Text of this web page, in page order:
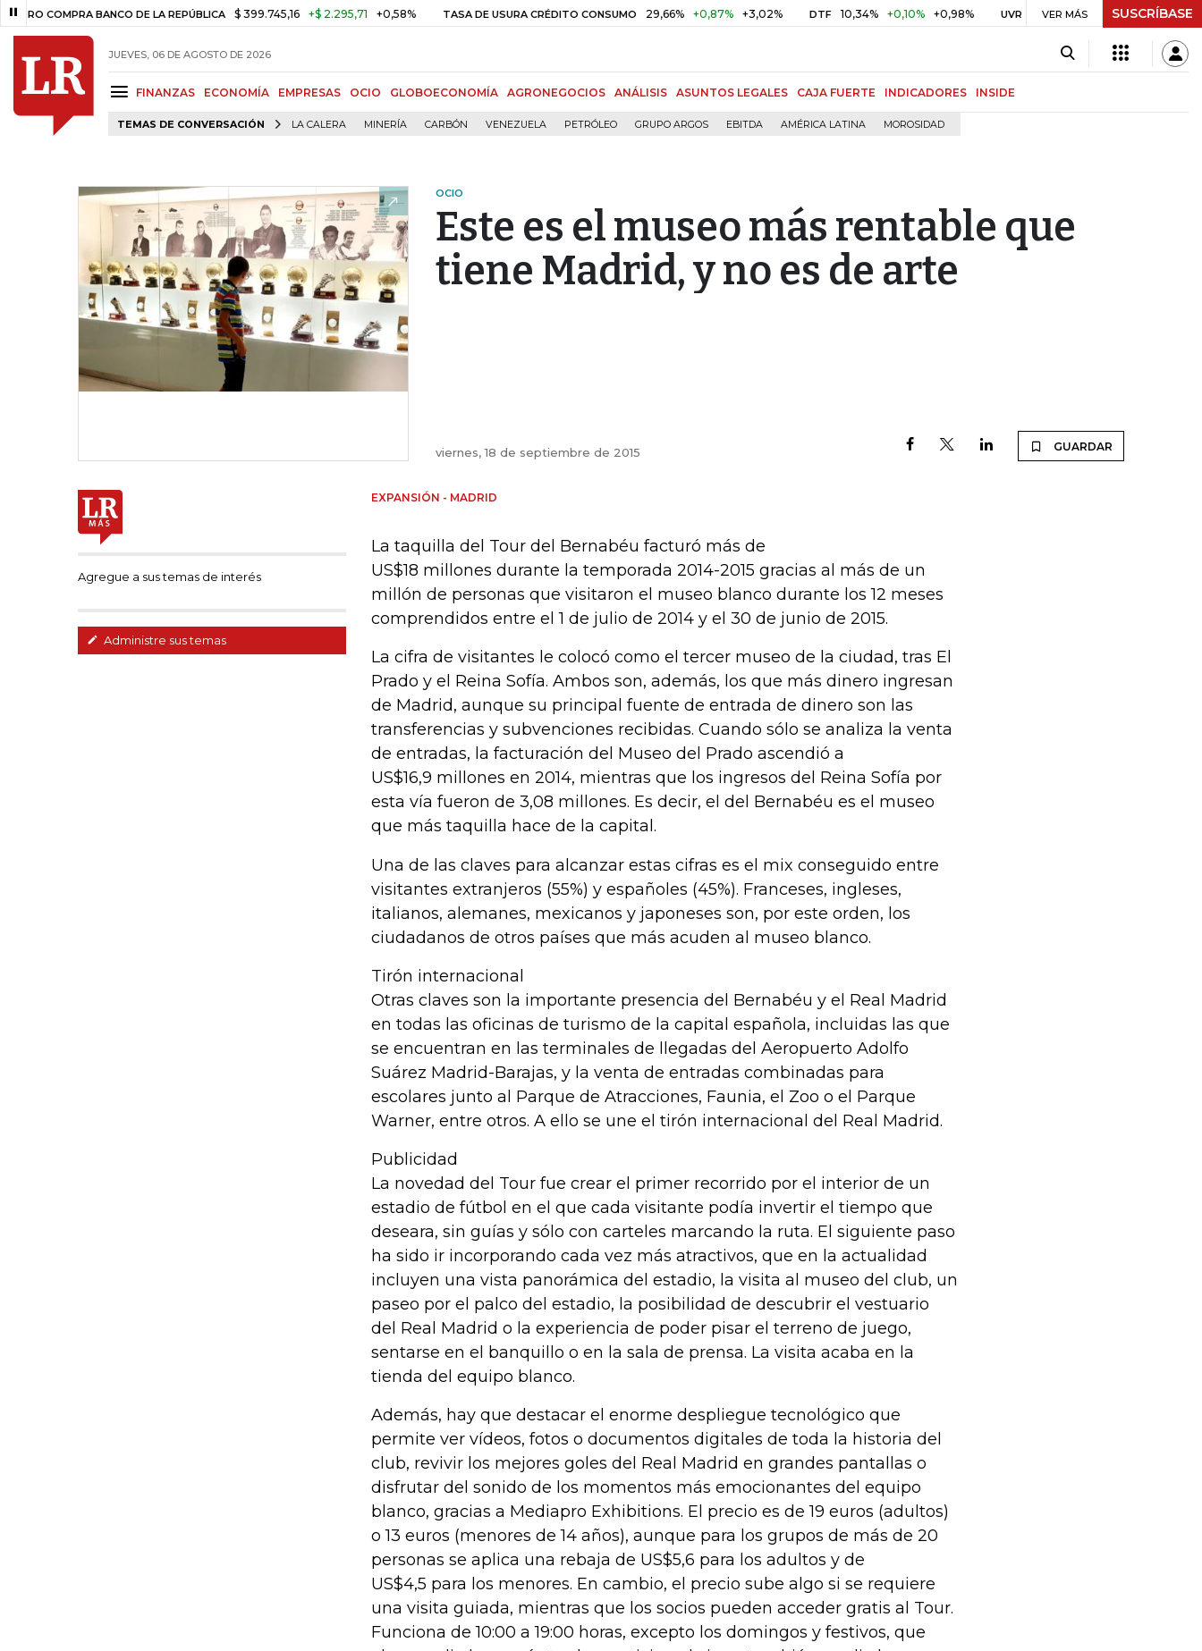
BANCO DE LA REPÚBLICA $ 399.745,16 +$ 2.295,71 +0,58% TASA DE USURA CRÉDITO CONSUMO 29,66% +0,87% +3,02% DTF 10,34% +0,10% +0,98% UVR $ 416,86 +$ 0,05 +0,01% BITCOIN
VER MÁS SUSCRÍBASE
JUEVES, 06 DE AGOSTO DE 2026
FINANZAS ECONOMÍA EMPRESAS OCIO GLOBOECONOMÍA AGRONEGOCIOS ANÁLISIS ASUNTOS LEGALES CAJA FUERTE INDICADORES INSIDE
TEMAS DE CONVERSACIÓN LA CALERA MINERÍA CARBÓN VENEZUELA PETRÓLEO GRUPO ARGOS EBITDA AMÉRICA LATINA MOROSIDAD
OCIO
Este es el museo más rentable que
tiene Madrid, y no es de arte
viernes, 18 de septiembre de 2015 GUARDAR
Agregue a sus temas de interés
Administre sus temas
EXPANSIÓN - MADRID
La taquilla del Tour del Bernabéu facturó más de
US$18 millones durante la temporada 2014-2015 gracias al más de un
millón de personas que visitaron el museo blanco durante los 12 meses
comprendidos entre el 1 de julio de 2014 y el 30 de junio de 2015.
La cifra de visitantes le colocó como el tercer museo de la ciudad, tras El
Prado y el Reina Sofía. Ambos son, además, los que más dinero ingresan
de Madrid, aunque su principal fuente de entrada de dinero son las
transferencias y subvenciones recibidas. Cuando sólo se analiza la venta
de entradas, la facturación del Museo del Prado ascendió a
US$16,9 millones en 2014, mientras que los ingresos del Reina Sofía por
esta vía fueron de 3,08 millones. Es decir, el del Bernabéu es el museo
que más taquilla hace de la capital.
Una de las claves para alcanzar estas cifras es el mix conseguido entre
visitantes extranjeros (55%) y españoles (45%). Franceses, ingleses,
italianos, alemanes, mexicanos y japoneses son, por este orden, los
ciudadanos de otros países que más acuden al museo blanco.
Tirón internacional
Otras claves son la importante presencia del Bernabéu y el Real Madrid
en todas las oficinas de turismo de la capital española, incluidas las que
se encuentran en las terminales de llegadas del Aeropuerto Adolfo
Suárez Madrid-Barajas, y la venta de entradas combinadas para
escolares junto al Parque de Atracciones, Faunia, el Zoo o el Parque
Warner, entre otros. A ello se une el tirón internacional del Real Madrid.
Publicidad
La novedad del Tour fue crear el primer recorrido por el interior de un
estadio de fútbol en el que cada visitante podía invertir el tiempo que
deseara, sin guías y sólo con carteles marcando la ruta. El siguiente paso
ha sido ir incorporando cada vez más atractivos, que en la actualidad
incluyen una vista panorámica del estadio, la visita al museo del club, un
paseo por el palco del estadio, la posibilidad de descubrir el vestuario
del Real Madrid o la experiencia de poder pisar el terreno de juego,
sentarse en el banquillo o en la sala de prensa. La visita acaba en la
tienda del equipo blanco.
Además, hay que destacar el enorme despliegue tecnológico que
permite ver vídeos, fotos o documentos digitales de toda la historia del
club, revivir los mejores goles del Real Madrid en grandes pantallas o
disfrutar del sonido de los momentos más emocionantes del equipo
blanco, gracias a Mediapro Exhibitions. El precio es de 19 euros (adultos)
o 13 euros (menores de 14 años), aunque para los grupos de más de 20
personas se aplica una rebaja de US$5,6 para los adultos y de
US$4,5 para los menores. En cambio, el precio sube algo si se requiere
una visita guiada, mientras que los socios pueden acceder gratis al Tour.
Funciona de 10:00 a 19:00 horas, excepto los domingos y festivos, que